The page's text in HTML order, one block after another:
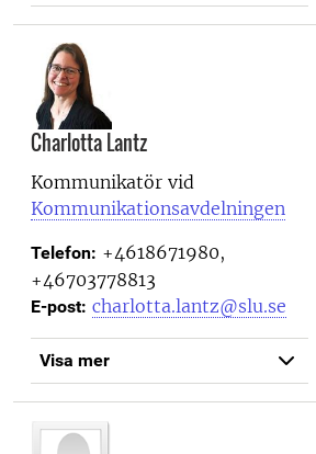
Charlotta Lantz
Kommunikatör vid
Kommunikationsavdelningen
Telefon: +4618671980,
+46703778813
E-post: charlotta.lantz@slu.se
Visa mer